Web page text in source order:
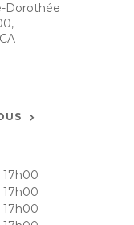
Dorothée
CA